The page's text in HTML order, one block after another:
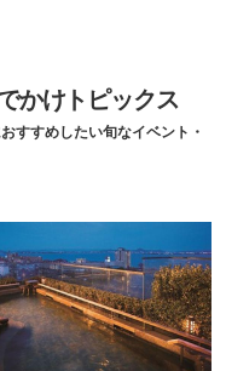
かけトピックス
すすめしたい旬なイベント・